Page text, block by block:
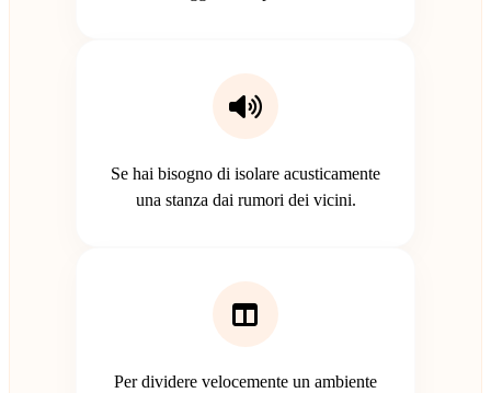
Se hai bisogno di isolare acusticamente
una stanza dai rumori dei vicini.
Per dividere velocemente un ambiente